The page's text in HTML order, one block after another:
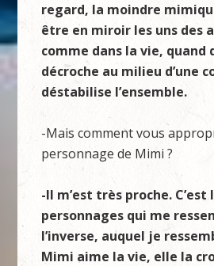
regard, la moindre
être en miroir les uns des
comme dans la vie, quand
décroche au milieu d’une
déstabilise l’ensemble.
-Mais comment vous
personnage de Mimi ?
-Il m’est très proche. C’est
personnages qui me
l’inverse, auquel je
Mimi aime la vie, elle la